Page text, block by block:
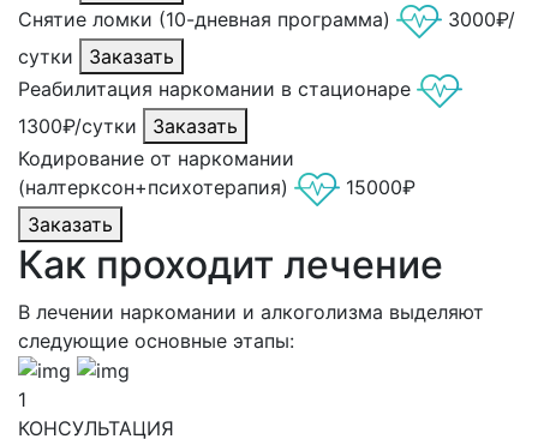
Снятие ломки (10-дневная программа)
3000₽/
сутки
Заказать
Реабилитация наркомании в стационаре
1300₽/сутки
Заказать
Кодирование от наркомании
(налтерксон+психотерапия)
15000₽
Заказать
Как проходит лечение
В лечении наркомании и алкоголизма выделяют
следующие основные этапы:
1
КОНСУЛЬТАЦИЯ